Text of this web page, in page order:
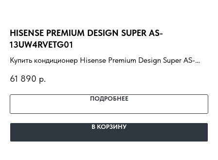
HISENSE PREMIUM DESIGN SUPER AS-
13UW4RVETG01
Купить кондиционер Hisense Premium Design Super AS-
помещение, доставка, профессиональный монтаж и
гарантия.
61 890 р.
ПОДРОБНЕЕ
В КОРЗИНУ